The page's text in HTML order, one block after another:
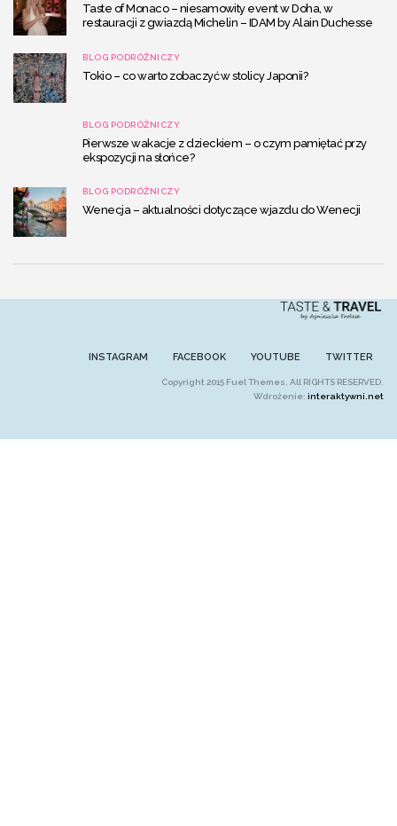
Taste of Monaco – niesamowity event w Doha, w
restauracji z gwiazdą Michelin – IDAM by Alain Duchesse
BLOG PODRÓŻNICZY
Tokio – co warto zobaczyć w stolicy Japonii?
BLOG PODRÓŻNICZY
Pierwsze wakacje z dzieckiem – o czym pamiętać przy
ekspozycji na słońce?
BLOG PODRÓŻNICZY
Wenecja – aktualności dotyczące wjazdu do Wenecji
INSTAGRAM FACEBOOK YOUTUBE TWITTER
Copyright 2015 Fuel Themes. All RIGHTS RESERVED.
Wdrożenie: interaktywni.net